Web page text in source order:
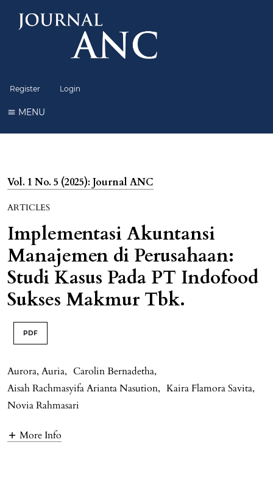
Register Login
MENU
Vol. 1 No. 5 (2025): Journal ANC
ARTICLES
Implementasi Akuntansi
Manajemen di Perusahaan:
Studi Kasus Pada PT Indofood
Sukses Makmur Tbk.
PDF
Aurora, Auria, Carolin Bernadetha,
Aisah Rachmasyifa Arianta Nasution, Kaira Flamora Savita,
Novia Rahmasari
More Info